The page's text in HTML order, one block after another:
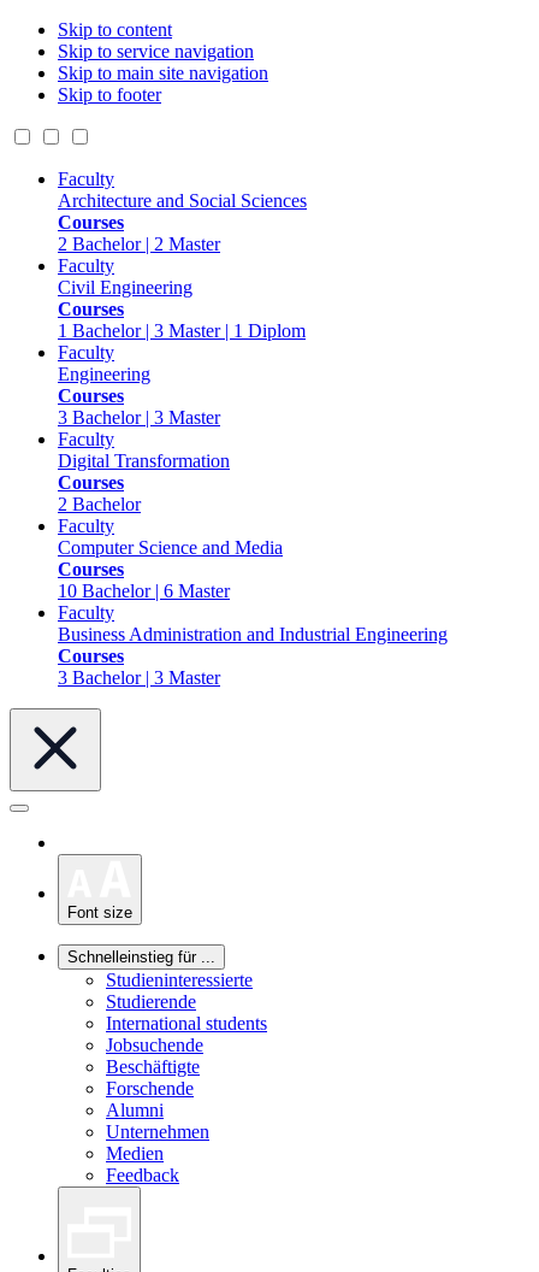
Skip to content
Skip to service navigation
Skip to main site navigation
Skip to footer
Faculty
Architecture and Social Sciences
Courses
2 Bachelor | 2 Master
Faculty
Civil Engineering
Courses
1 Bachelor | 3 Master | 1 Diplom
Faculty
Engineering
Courses
3 Bachelor | 3 Master
Faculty
Digital Transformation
Courses
2 Bachelor
Faculty
Computer Science and Media
Courses
10 Bachelor | 6 Master
Faculty
Business Administration and Industrial Engineering
Courses
3 Bachelor | 3 Master
Font size
Schnelleinstieg für ...
Studieninteressierte
Studierende
International students
Jobsuchende
Beschäftigte
Forschende
Alumni
Unternehmen
Medien
Feedback